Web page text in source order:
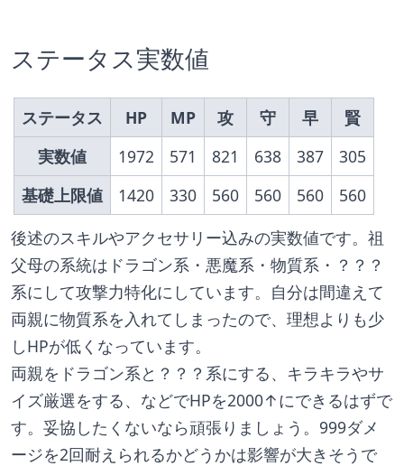
ステータス実数値
ステータス HP MP 攻 守 早
賢
実数値
1972 571 821 638 387
305
基礎上限値
1420 330 560 560 560
560
後述のスキルやアクセサリー込みの実数値です。祖
父母の系統はドラゴン系・悪魔系・物質系・？？？
系にして攻撃力特化にしています。自分は間違えて
両親に物質系を入れてしまったので、理想よりも少
しHPが低くなっています。
両親をドラゴン系と？？？系にする、キラキラやサ
イズ厳選をする、などでHPを2000↑にできるはずで
す。妥協したくないなら頑張りましょう。999ダメ
ージを2回耐えられるかどうかは影響が大きそうで